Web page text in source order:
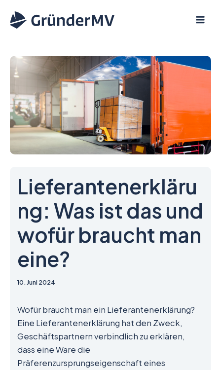
Inhalt
Lieferantenerkläru
ng: Was ist das und
wofür braucht man
eine?
10. Juni 2024
Wofür braucht man ein Lieferantenerklärung?
Eine Lieferantenerklärung hat den Zweck,
Geschäftspartnern verbindlich zu erklären,
dass eine Ware die
Präferenzursprungseigenschaft eines